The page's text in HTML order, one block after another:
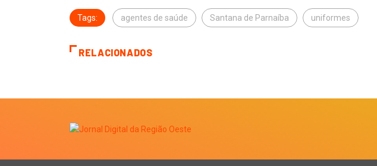
Tags: agentes de saúde Santana de Parnaíba uniformes
RELACIONADOS